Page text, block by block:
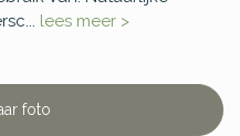
lees meer >
foto